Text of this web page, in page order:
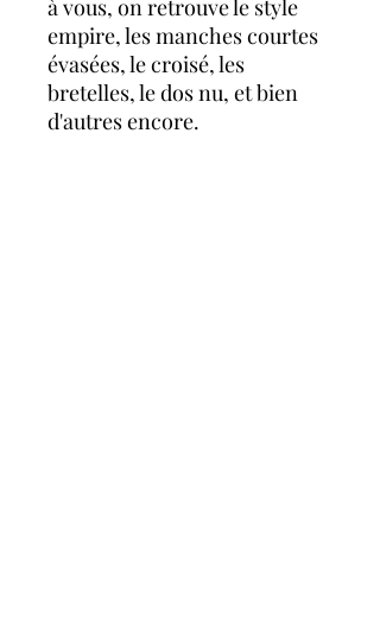
à vous, on retrouve le style
empire, les manches courtes
évasées, le croisé, les
bretelles, le dos nu, et bien
d'autres encore.